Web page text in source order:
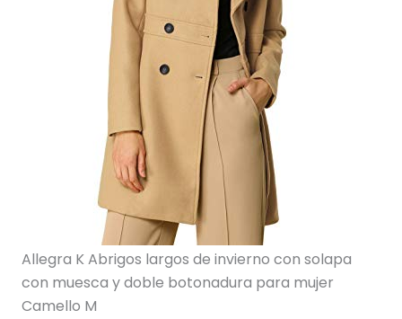
Allegra K Abrigos largos de invierno con solapa
con muesca y doble botonadura para mujer
Camello M